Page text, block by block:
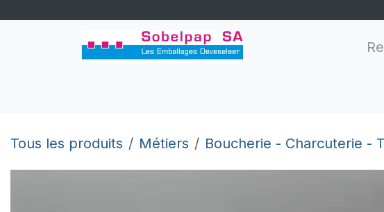
Tous les produits Métiers Boucherie - Charcuterie -